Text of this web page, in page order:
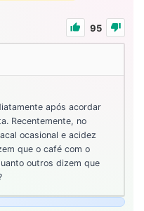
95
após acordar
Recentemente, no
ocasional e acidez
que o café com o
outros dizem que